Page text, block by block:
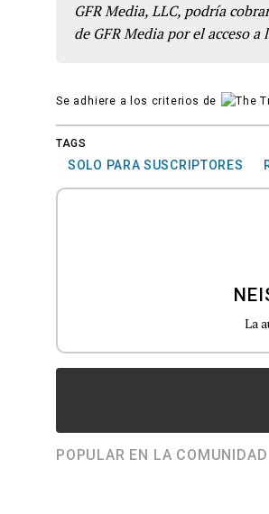
GFR Media, LLC, podría
de GFR Media por el acceso a
Se adhiere a los criterios de
TAGS
SOLO PARA SUSCRIPTORES
La
POPULAR EN LA COMUNIDAD